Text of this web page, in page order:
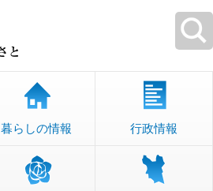
暮らしの情報 行政情報